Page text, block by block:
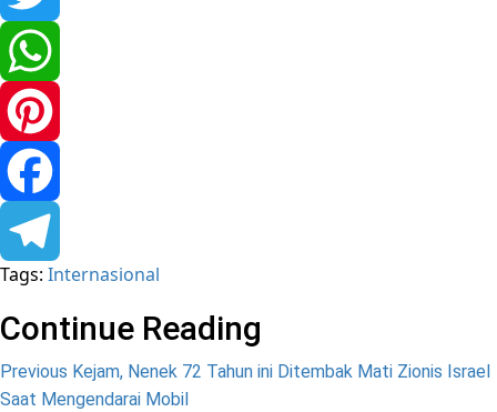
Twitter
WhatsApp
Pinterest
Facebook
Telegram
Tags: Internasional
Continue Reading
Previous Kejam, Nenek 72 Tahun ini Ditembak Mati Zionis Israel
Saat Mengendarai Mobil